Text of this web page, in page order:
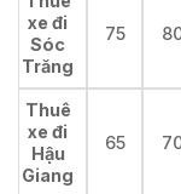
xe đi
Sóc
Trăng
75
Thuê
xe đi
Hậu
Giang
65